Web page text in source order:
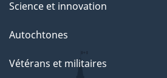
Science et innovation
Autochtones
Vétérans et militaires